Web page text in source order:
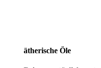
ätherische Öle